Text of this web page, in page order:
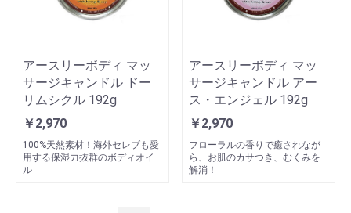
アースリーボディ マッ
サージキャンドル ドー
リムシクル 192g
￥2,970
100%天然素材！海外セレブも愛
用する保湿力抜群のボディオイ
ル
アースリーボディ マッ
サージキャンドル アー
ス・エンジェル 192g
￥2,970
フローラルの香りで癒されなが
ら、お肌のカサつき、むくみを
解消！